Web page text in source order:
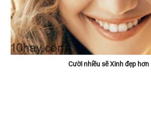
Cười nhiều sẽ Xinh đẹp hơn